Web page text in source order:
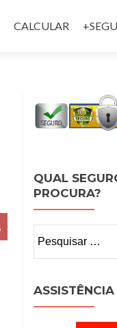
CALCULAR
QUAL
PROCURA?
por: